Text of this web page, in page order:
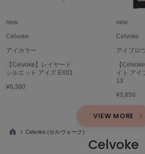
ポローラ
プーマ
new
Celvoke
アイカラー
【Celvoke】レイヤード
シルエット アイズ EX01
¥6,380
new
Celvoke
アイブロウ
【
イト アイ
13
¥3,850
VIEW MORE
Celvoke (セルヴォーク)
Celvoke